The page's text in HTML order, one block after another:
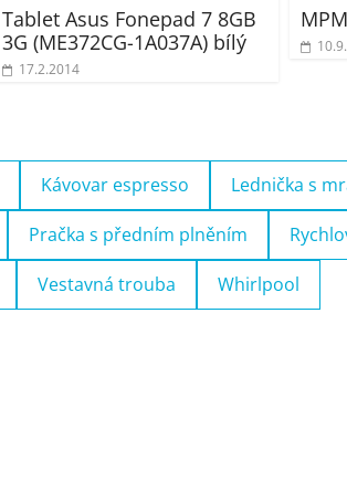
Tablet Asus Fonepad 7 8GB
3G (ME372CG-1A037A) bílý
17.2.2014
Kávovar espresso Lednička s
Pračka s předním plněním
Vestavná trouba Whirlpool